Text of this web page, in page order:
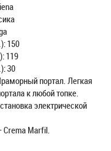
150
119
30
портал. Легкая
к любой топке.
электрической
Crema Marfil.